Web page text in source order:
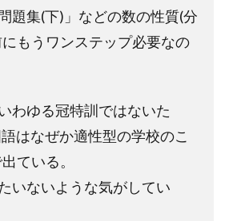
題集(下) 」などの数の性質(分
もうワンステップ必要なの
わゆる冠特訓ではないた
はなぜか適性型の学校のこ
ている。
いないような気がしてい